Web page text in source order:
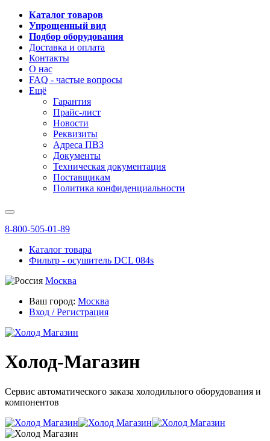
Каталог товаров
Упрощенный вид
Подбор оборудования
Доставка и оплата
Контакты
О нас
FAQ - частые вопросы
Ещё
Гарантия
Прайс-лист
Новости
Реквизиты
Адреса ПВЗ
Документы
Техническая документация
Поставщикам
Политика конфиденциальности
8-800-505-01-89
Каталог товара
Фильтр - осушитель DCL 084s
Москва
Ваш город: Москва
Вход / Регистрация
Холод-Магазин
Сервис автоматического заказа холодильного оборудования и
компонентов